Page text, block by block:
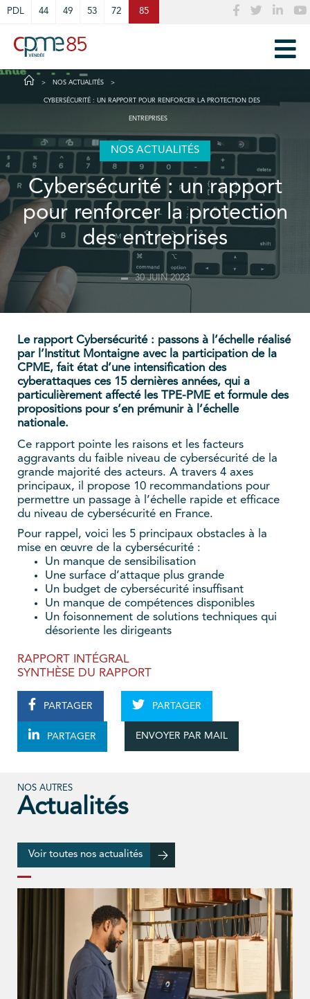
PDL 44 49 53 72 85
NOS ACTUALITÉS
CYBERSÉCURITÉ : UN RAPPORT POUR RENFORCER LA PROTECTION DES
ENTREPRISES
NOS ACTUALITÉS
Cybersécurité : un rapport
pour renforcer la protection
des entreprises
30 JUIN 2023
Le rapport Cybersécurité : passons à l’échelle réalisé
par l’Institut Montaigne avec la participation de la
CPME, fait état d’une intensification des
cyberattaques ces 15 dernières années, qui a
particulièrement affecté les TPE-PME et formule des
propositions pour s’en prémunir à l’échelle
nationale.
Ce rapport pointe les raisons et les facteurs
aggravants du faible niveau de cybersécurité de la
grande majorité des acteurs. A travers 4 axes
principaux, il propose 10 recommandations pour
permettre un passage à l’échelle rapide et efficace
du niveau de cybersécurité en France.
Pour rappel, voici les 5 principaux obstacles à la
mise en œuvre de la cybersécurité :
Un manque de sensibilisation
Une surface d’attaque plus grande
Un budget de cybersécurité insuffisant
Un manque de compétences disponibles
Un foisonnement de solutions techniques qui
désoriente les dirigeants
RAPPORT INTÉGRAL
SYNTHÈSE DU RAPPORT
PARTAGER PARTAGER
PARTAGER ENVOYER PAR MAIL
NOS AUTRES
Actualités
Voir toutes nos actualités
Cookies management panel